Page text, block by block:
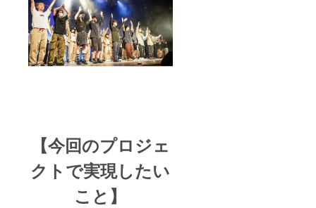
【今回のプロジェ
クトで実現したい
こと】